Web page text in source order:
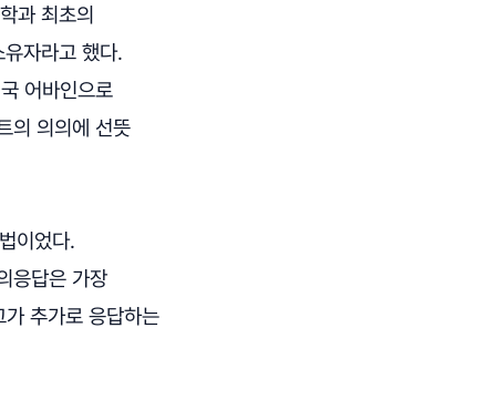
과 최초의
자라고 했다.
어바인으로
의 의의에 선뜻
이었다.
응답은 가장
추가로 응답하는